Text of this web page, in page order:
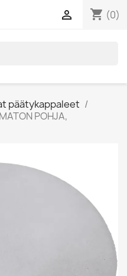
shopping_cart (0)

päätykappaleet
POHJA,